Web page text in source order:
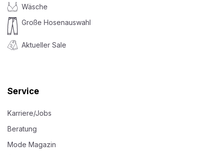
Wäsche
Große Hosenauswahl
Aktueller Sale
Service
Karriere/Jobs
Beratung
Mode Magazin